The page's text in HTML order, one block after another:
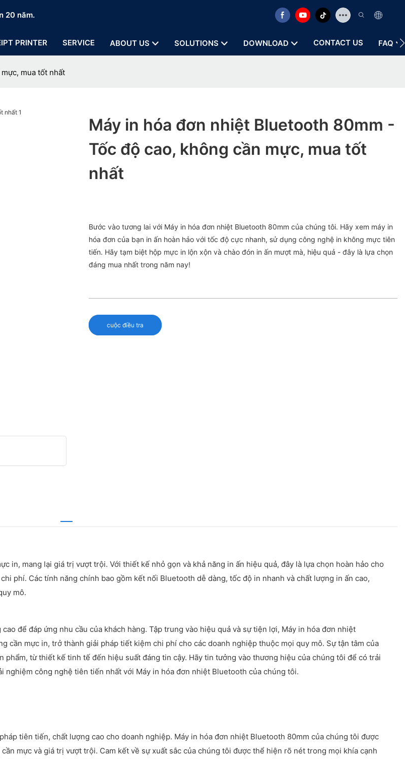
20 năm.
PRINTER SERVICE ABOUT US SOLUTIONS DOWNLOAD CONTACT US FAQ
mua tốt nhất
Máy in hóa đơn nhiệt Bluetooth 80mm -
Tốc độ cao, không cần mực, mua tốt
nhất
Bước vào tương lai với Máy in hóa đơn nhiệt Bluetooth 80mm của chúng tôi. Hãy xem máy in
hóa đơn của bạn in ấn hoàn hảo với tốc độ cực nhanh, sử dụng công nghệ in không mực tiên
tiến. Hãy tạm biệt hộp mực in lộn xộn và chào đón in ấn mượt mà, hiệu quả - đây là lựa chọn
đáng mua nhất trong năm nay!
cuộc điều tra
in, mang lại giá trị vượt trội. Với thiết kế nhỏ gọn và khả năng in ấn hiệu quả, đây là lựa chọn hoàn hảo cho
phí. Các tính năng chính bao gồm kết nối Bluetooth dễ dàng, tốc độ in nhanh và chất lượng in ấn cao,
mô.
để đáp ứng nhu cầu của khách hàng. Tập trung vào hiệu quả và sự tiện lợi, Máy in hóa đơn nhiệt
cần mực in, trở thành giải pháp tiết kiệm chi phí cho các doanh nghiệp thuộc mọi quy mô. Sự tận tâm của
từ thiết kế tinh tế đến hiệu suất đáng tin cậy. Hãy tin tưởng vào thương hiệu của chúng tôi để có trải
nghiệm công nghệ tiên tiến nhất với Máy in hóa đơn nhiệt Bluetooth của chúng tôi.
tiên tiến, chất lượng cao cho doanh nghiệp. Máy in hóa đơn nhiệt Bluetooth 80mm của chúng tôi được
mực và giá trị vượt trội. Cam kết về sự xuất sắc của chúng tôi được thể hiện rõ nét trong mọi khía cạnh